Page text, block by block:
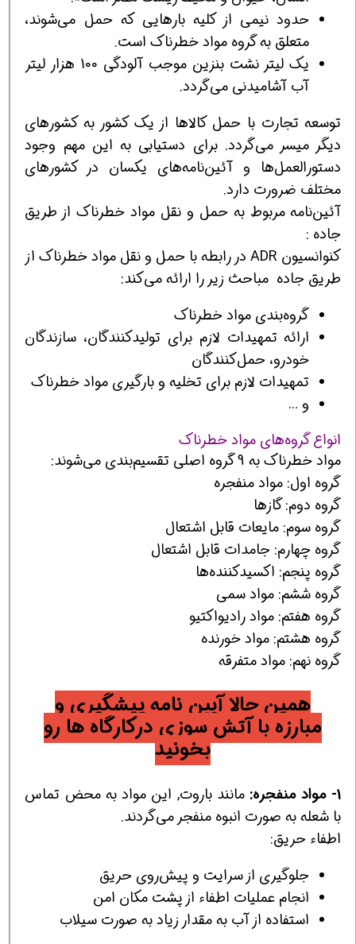
حدود نيمي از كليه بارهايي كه حمل مي‌شوند،
متعلق به گروه مواد خطرناك است.
يك ليتر نشت بنزين موجب آلودگي 100 هزار ليتر
آب آشاميدني مي‌گردد.
توسعه تجارت با حمل كالاها از يك كشور به كشورهاي
ديگر ميسر مي‌گردد. براي دستيابي به اين مهم وجود
دستورالعمل‌ها و آئين‌نامه‌هاي يكسان در كشورهاي
مختلف ضرورت دارد.
آئين‌نامه مربوط به حمل و نقل مواد خطرناك از طريق
جاده :
كنوانسيون ADR در رابطه با حمل و نقل مواد خطرناك از
طريق جاده مباحث زير را ارائه مي‌كند:
گروه‌بندي مواد خطرناك
ارائه تمهيدات لازم براي توليدكنندگان، سازندگان
خودرو، حمل‌كنندگان
تمهيدات لازم براي تخليه و بارگيري مواد خطرناك
و …
انواع گروه‌های مواد خطرناک
مواد خطرناك به 9 گروه اصلي تقسيم‌بندي مي‌شوند:
گروه اول: مواد منفجره
گروه دوم: گازها
گروه سوم: مايعات قابل اشتعال
گروه چهارم: جامدات قابل اشتعال
گروه پنجم: اكسيدكننده‌ها
گروه ششم: مواد سمي
گروه هفتم: مواد راديواكتيو
گروه هشتم: مواد خورنده
گروه نهم: مواد متفرقه
همین حالا آیین نامه پیشگیری و
مبارزه با آتش سوزی درکارگاه ها رو
بخونید
1- مواد منفجره:
مانند باروت, اين مواد به محض تماس
با شعله به صورت انبوه منفجر مي‌گردند.
اطفاء حريق:
جلوگيري از سرايت و پيش‌روي حريق
انجام عمليات اطفاء از پشت مكان امن
استفاده از آب به مقدار زياد به صورت سيلاب